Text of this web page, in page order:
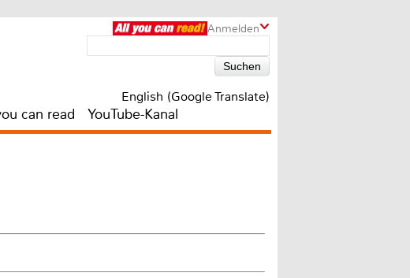
Anmelden
English (Google Translate)
can read YouTube-Kanal